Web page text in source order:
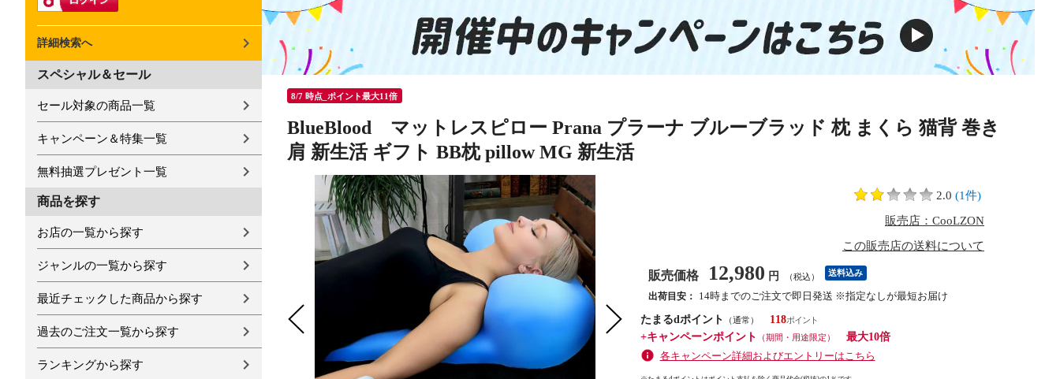
詳細検索へ
スペシャル＆セール
セール対象の商品一覧
キャンペーン＆特集一覧
無料抽選プレゼント一覧
商品を探す
お店の一覧から探す
ジャンルの一覧から探す
最近チェックした商品から探す
過去のご注文一覧から探す
ランキングから探す
8/7 時点_ポイント最大11倍
BlueBlood マットレスピロー Prana プラーナ ブルーブラッド 枕 まくら 猫背 巻き
肩 新生活 ギフト BB枕 pillow MG 新生活
2.0 (1件)
販売店：CooLZON
この販売店の送料について
販売価格 12,980 円 （税込） 送料込み
出荷目安：
14時までのご注文で即日発送 ※指定なしが最短お届け
たまるdポイント
（通常）
118
+キャンペーンポイント
（期間・用途限定）
最大10倍
各キャンペーン詳細およびエントリーはこちら